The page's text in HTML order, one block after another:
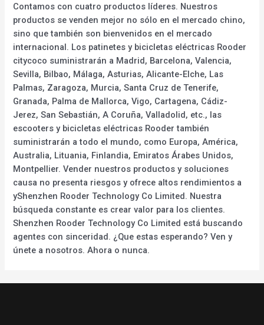
Contamos con cuatro productos líderes. Nuestros
productos se venden mejor no sólo en el mercado chino,
sino que también son bienvenidos en el mercado
internacional. Los patinetes y bicicletas eléctricas Rooder
citycoco suministrarán a Madrid, Barcelona, Valencia,
Sevilla, Bilbao, Málaga, Asturias, Alicante-Elche, Las
Palmas, Zaragoza, Murcia, Santa Cruz de Tenerife,
Granada, Palma de Mallorca, Vigo, Cartagena, Cádiz-
Jerez, San Sebastián, A Coruña, Valladolid, etc., las
escooters y bicicletas eléctricas Rooder también
suministrarán a todo el mundo, como Europa, América,
Australia, Lituania, Finlandia, Emiratos Árabes Unidos,
Montpellier. Vender nuestros productos y soluciones
causa no presenta riesgos y ofrece altos rendimientos a
yShenzhen Rooder Technology Co Limited. Nuestra
búsqueda constante es crear valor para los clientes.
Shenzhen Rooder Technology Co Limited está buscando
agentes con sinceridad. ¿Que estas esperando? Ven y
únete a nosotros. Ahora o nunca.